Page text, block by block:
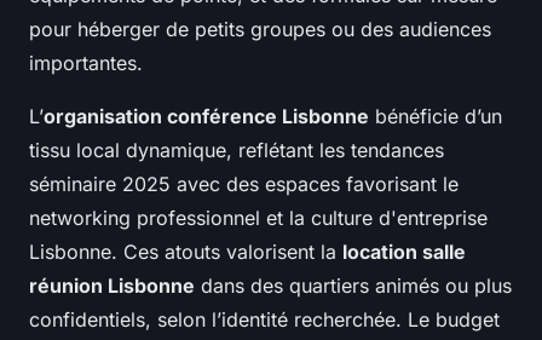
pour héberger de petits groupes ou des audiences
importantes.
L’organisation conférence Lisbonne bénéficie d’un
tissu local dynamique, reflétant les tendances
séminaire 2025 avec des espaces favorisant le
networking professionnel et la culture d'entreprise
Lisbonne. Ces atouts valorisent la location salle
réunion Lisbonne dans des quartiers animés ou plus
confidentiels, selon l’identité recherchée. Le budget